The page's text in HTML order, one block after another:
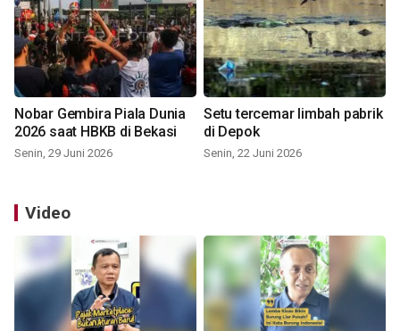
Nobar Gembira Piala Dunia
2026 saat HBKB di Bekasi
Senin, 29 Juni 2026
Setu tercemar limbah pabrik
di Depok
Senin, 22 Juni 2026
Video